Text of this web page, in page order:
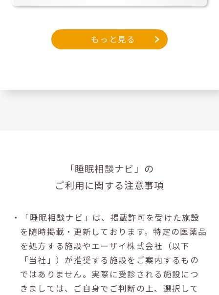
もっと見る
「睡眠相談ナビ」の
ご利用に関する注意事項
・「睡眠相談ナビ」は、掲載許可を受けた施設
を随時掲載・更新しております。特定の医薬品
を処方する施設やエーザイ株式会社（以下
「当社」）が推奨する施設をご案内するもの
ではありません。実際に受診される施設につ
きましては、ご自身でご判断の上、選択して